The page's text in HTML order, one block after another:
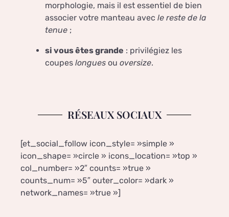
morphologie, mais il est essentiel de bien
associer votre manteau avec le reste de la
tenue ;
si vous êtes grande : privilégiez les
coupes longues ou oversize.
RÉSEAUX SOCIAUX
[et_social_follow icon_style= »simple »
icon_shape= »circle » icons_location= »top »
col_number= »2″ counts= »true »
counts_num= »5″ outer_color= »dark »
network_names= »true »]